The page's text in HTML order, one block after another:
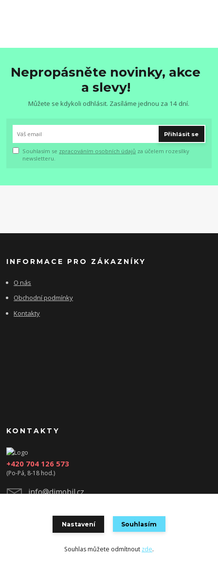
Nepropásněte novinky, akce
a slevy!
Můžete se kdykoli odhlásit. Zasíláme jednou za 14 dní.
Přihlásit se
Souhlasím se zpracováním osobních údajů za účelem rozesílky
newsletteru.
INFORMACE PRO ZÁKAZNÍKY
O nás
Obchodní podmínky
Kontakty
KONTAKTY
+420 704 126 573
(Po-Pá, 8-18 hod.)
info@djmobil.cz
Vytvořeno na Eshop-rychle.cz
Nastavení Souhlasím
Souhlas můžete odmítnout zde.